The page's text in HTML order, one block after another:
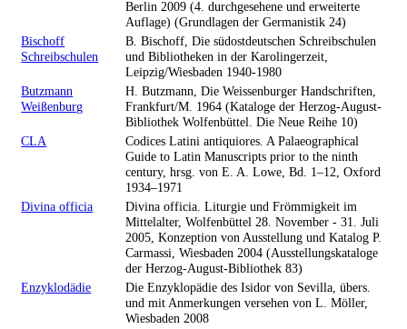
Berlin 2009 (4. durchgesehene und erweiterte
Auflage) (Grundlagen der Germanistik 24)
Bischoff
Schreibschulen
B. Bischoff, Die südostdeutschen Schreibschulen
und Bibliotheken in der Karolingerzeit,
Leipzig/Wiesbaden 1940-1980
Butzmann
Weißenburg
H. Butzmann, Die Weissenburger Handschriften,
Frankfurt/M. 1964 (Kataloge der Herzog-August-
Bibliothek Wolfenbüttel. Die Neue Reihe 10)
CLA
Codices Latini antiquiores. A Palaeographical
Guide to Latin Manuscripts prior to the ninth
century, hrsg. von E. A. Lowe, Bd. 1–12, Oxford
1934–1971
Divina officia
Divina officia. Liturgie und Frömmigkeit im
Mittelalter, Wolfenbüttel 28. November - 31. Juli
2005, Konzeption von Ausstellung und Katalog P.
Carmassi, Wiesbaden 2004 (Ausstellungskataloge
der Herzog-August-Bibliothek 83)
Enzyklodädie
Die Enzyklopädie des Isidor von Sevilla, übers.
und mit Anmerkungen versehen von L. Möller,
Wiesbaden 2008